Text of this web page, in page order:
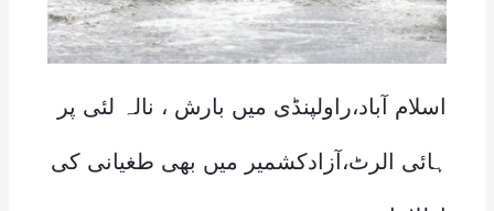
اسلام آباد،راولپنڈی میں بارش ، نالہ لئی پر
ہائی الرٹ،آزادکشمیر میں بھی طغیانی کی